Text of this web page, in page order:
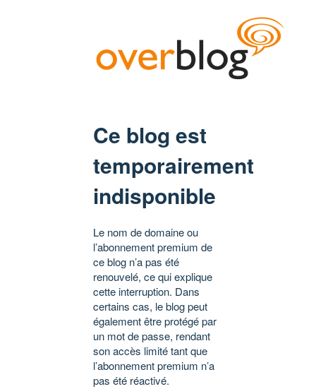
Ce blog est
temporairement
indisponible
Le nom de domaine ou
l’abonnement premium de
ce blog n’a pas été
renouvelé, ce qui explique
cette interruption. Dans
certains cas, le blog peut
également être protégé par
un mot de passe, rendant
son accès limité tant que
l’abonnement premium n’a
pas été réactivé.